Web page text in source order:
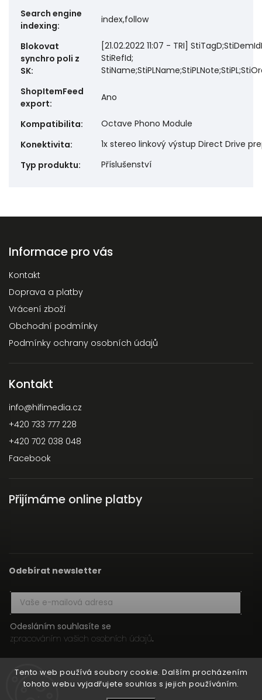
Tento web používá soubory cookie. Dalším procházením
tohoto webu vyjadřujete souhlas s jejich používáním.
Search engine
indexing:
index,follow
Blokovat
synchro poli z
SK:
[21.02.2022 11:07 - TRI]
StiRefId;
ShopItemFeed
export:
Ano
Kompatibilita:
Octave Phono Module
Konektivita:
1x stereo linkový výstup Direct Drive
Typ produktu: Příslušenství
Informace pro vás
Kontakt
Doprava a platby
Vrácení zboží
Obchodní podmínky
Podmínky ochrany osobních údajů
Kontakt
info@hifimedia.cz
+420 733 777 228
+420 702 038 048
Facebook
Přijímáme online platby
Odebírat newsletter
Odesláním souhlasíte se
zpracováním vašich osobních údajů.